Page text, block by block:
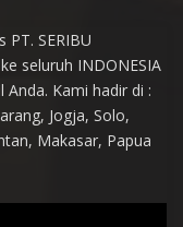
SERIBU
seluruh INDONESIA
Kami hadir di :
Jogja, Solo,
Makasar, Papua